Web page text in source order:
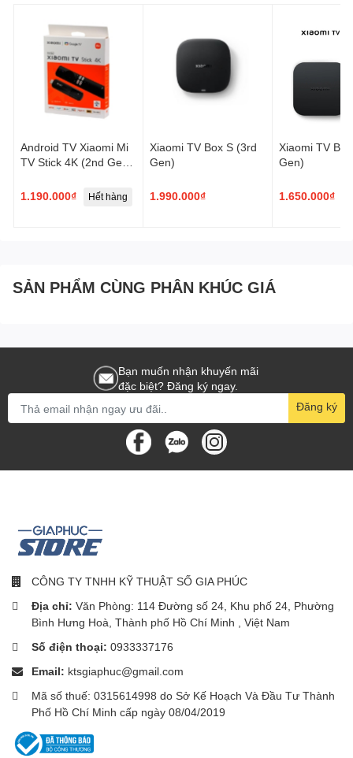
Android TV Xiaomi Mi
TV Stick 4K (2nd Gen)
đỉnh cao trong tầm tay
1.190.000₫ Hết hàng
Xiaomi TV Box S (3rd
Gen)
1.990.000₫
Xiaomi TV
Gen)
1.650.000₫
SẢN PHẨM CÙNG PHÂN KHÚC GIÁ
Bạn muốn nhận khuyến mãi
đặc biệt? Đăng ký ngay.
Đăng ký
CÔNG TY TNHH KỸ THUẬT SỐ GIA PHÚC
Địa chỉ: Văn Phòng: 114 Đường số 24, Khu phố 24, Phường
Bình Hưng Hoà, Thành phố Hồ Chí Minh , Việt Nam
Số điện thoại: 0933337176
Email: ktsgiaphuc@gmail.com
Mã số thuế: 0315614998 do Sở Kế Hoạch Và Đầu Tư Thành
Phố Hồ Chí Minh cấp ngày 08/04/2019